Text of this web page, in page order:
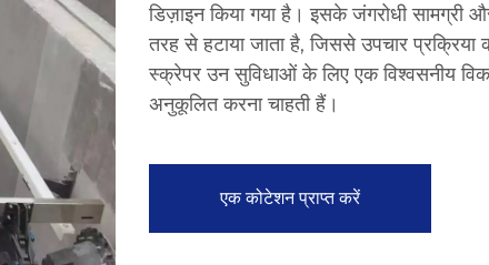
डिज़ाइन किया गया है। इसके जंगरोधी सामग्री
तरह से हटाया जाता है, जिससे उपचार प्रक्रिया
स्क्रेपर उन सुविधाओं के लिए एक विश्वसनीय
अनुकूलित करना चाहती हैं।
एक कोटेशन प्राप्त करें